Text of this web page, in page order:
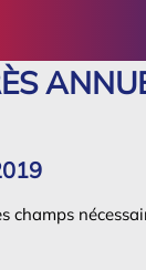
champs